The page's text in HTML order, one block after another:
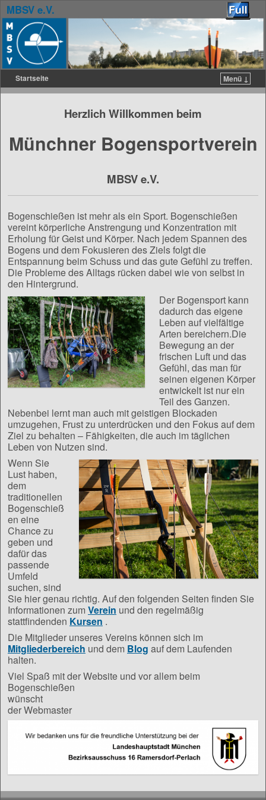
MBSV e.V.
Startseite
Menü ↓
Zum Inhalt wechseln
Zum sekundären Inhalt wechseln
Herzlich Willkommen beim
Münchner Bogensportverein
MBSV e.V.
Bogenschießen ist mehr als ein Sport. Bogenschießen
vereint körperliche Anstrengung und Konzentration mit
Erholung für Geist und Körper. Nach jedem Spannen des
Bogens und dem Fokusieren des Ziels folgt die
Entspannung beim Schuss und das gute Gefühl zu treffen.
Die Probleme des Alltags rücken dabei wie von selbst in
den Hintergrund.
Der Bogensport kann
dadurch das eigene
Leben auf vielfältige
Arten bereichern.Die
Bewegung an der
frischen Luft und das
Gefühl, das man für
seinen eigenen Körper
entwickelt ist nur ein
Teil des Ganzen.
Nebenbei lernt man auch mit geistigen Blockaden
umzugehen, Frust zu unterdrücken und den Fokus auf dem
Ziel zu behalten – Fähigkeiten, die auch im täglichen
Leben von Nutzen sind.
Wenn Sie
Lust haben,
dem
traditionellen
Bogenschieß
en eine
Chance zu
geben und
dafür das
passende
Umfeld
suchen, sind
Sie hier genau richtig. Auf den folgenden Seiten finden Sie
Informationen zum Verein und den regelmäßig
stattfindenden Kursen .
Die Mitglieder unseres Vereins können sich im
Mitgliederbereich und dem Blog auf dem Laufenden
halten.
Viel Spaß mit der Website und vor allem beim
Bogenschießen
wünscht
der Webmaster